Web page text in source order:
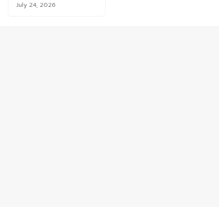
July 24, 2026